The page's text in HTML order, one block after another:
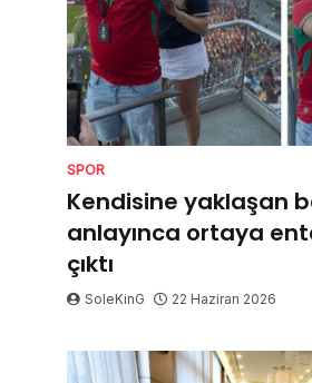
SPOR
Kendisine yaklaşan
anlayınca ortaya
çıktı
SoleKinG 22 Haziran 2026